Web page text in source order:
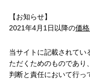
【お知らせ】
2021年4月1日以降の価
当サイトに記載されてい
ただくためのものであり
判断と責任において行っ